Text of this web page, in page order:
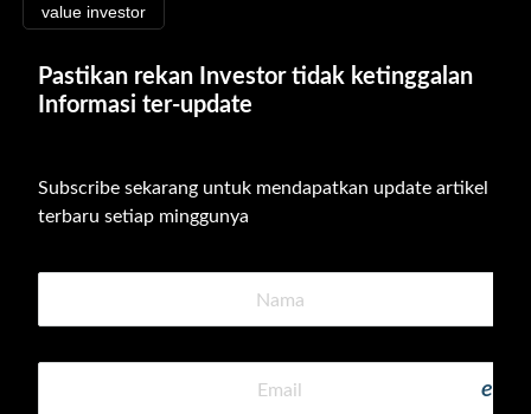
value investor
Pastikan rekan Investor tidak ketinggalan
Informasi ter-update
Subscribe sekarang untuk mendapatkan update artikel
terbaru setiap minggunya